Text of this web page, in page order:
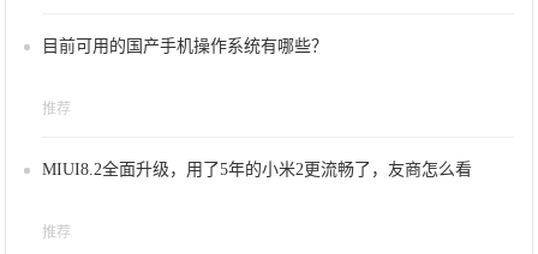
目前可用的国产手机操作系统有哪些？
推荐
MIUI8.2全面升级，用了5年的小米2更流畅了，友商怎么看
推荐